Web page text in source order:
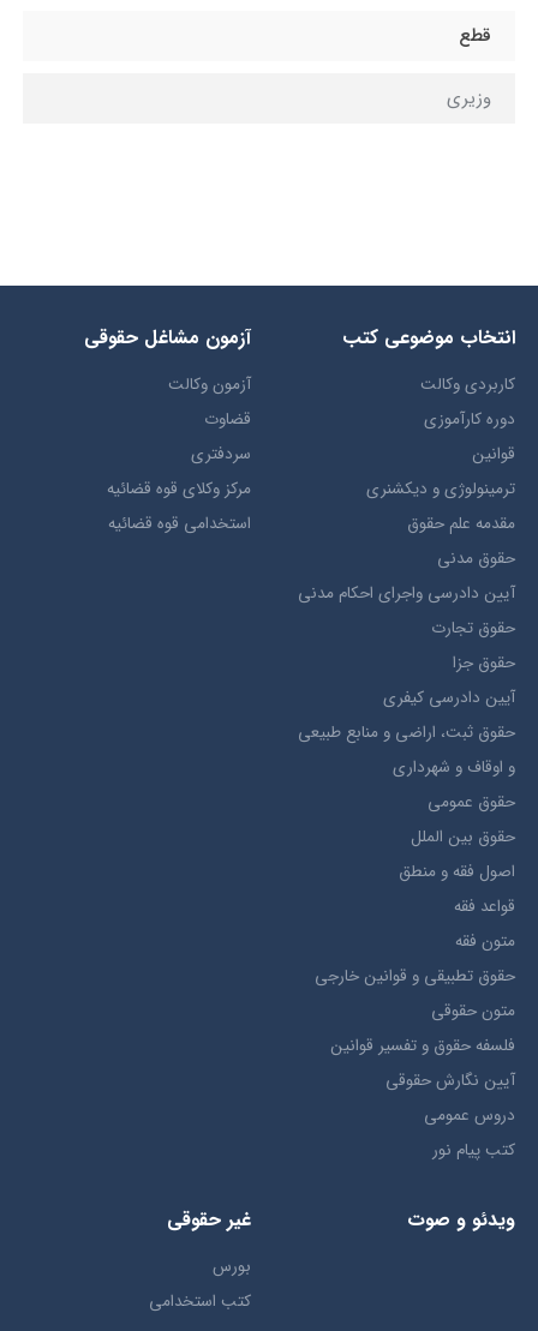
قطع
وزیری
انتخاب​ موضوعي​ کتب
کاربردی وکالت
دوره کارآموزی
قوانین
ترمينولوژي و ديکشنري
مقدمه علم حقوق
حقوق مدني
آيين دادرسي ​واجراي ​احکام ​مدني
حقوق تجارت
حقوق جزا
آيین دادرسی کیفری
حقوق ثبت، اراضي و منابع طبيعي
و اوقاف و شهرداری
حقوق عمومی
حقوق بين الملل
اصول فقه و منطق
قواعد فقه
متون فقه
حقوق تطبيقي و قوانین خارجی
متون حقوقي
فلسفه حقوق و تفسیر قوانین
آیین نگارش حقوقی
دروس عمومی
کتب پیام نور
آزمون مشاغل حقوقی
آزمون وکالت
قضاوت
سردفتری
مرکز وکلای قوه قضائیه
استخدامی قوه قضائیه
ویدئو و صوت غیر حقوقی
بورس
کتب استخدامی